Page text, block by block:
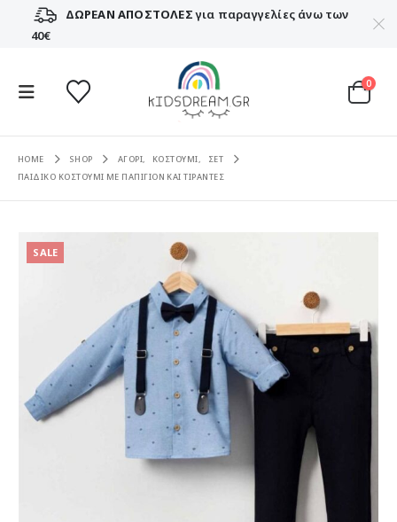
ΔΩΡΕΑΝ ΑΠΟΣΤΟΛΕΣγια παραγγελίες άνω των
40€
0
HOME SHOP ΑΓΟΡΙ, ΚΟΣΤΟΥΜΙ,
ΣΕΤ
ΠΑΙΔΙΚΟ ΚΟΣΤΟΥΜΙ ΜΕ ΠΑΠΙΓΙΟΝ ΚΑΙ ΤΙΡΑΝΤΕΣ
SALE